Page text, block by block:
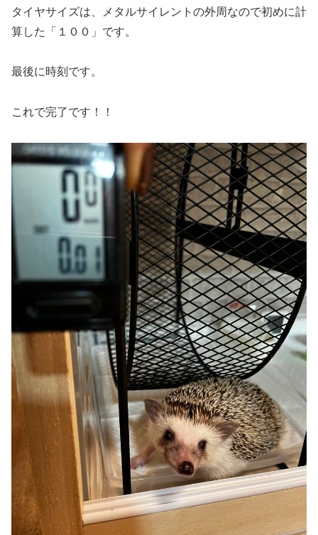
タイヤサイズは、メタルサイレントの外周なので初めに計
算した「１００」です。
最後に時刻です。
これで完了です！！